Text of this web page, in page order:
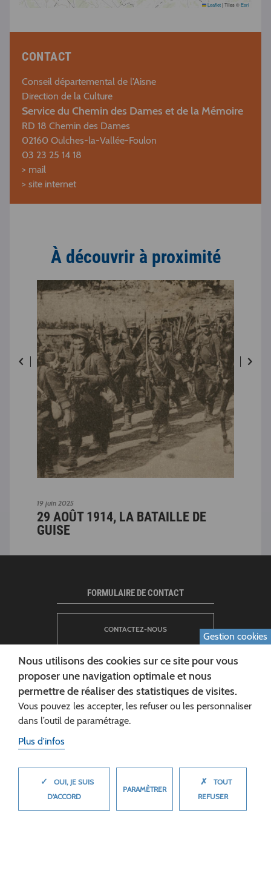
Leaflet|Tiles ©Esri
CONTACT
Conseil départemental de l'Aisne
Direction de la Culture
Service du Chemin des Dames et de la Mémoire
RD 18 Chemin des Dames
02160 Oulches-la-Vallée-Foulon
03 23 25 14 18
> mail
> site internet
À découvrir à proximité
19 juin 2025
29 AOÛT 1914, LA BATAILLE DE
GUISE
FORMULAIRE DE CONTACT
CONTACTEZ-NOUS
NEWSLETTER
INSCRIPTION À LA LETTRE D’INFORMATION
Gestion cookies
Nous utilisons des cookies sur ce site pour vous
proposer une navigation optimale et nous
permettre de réaliser des statistiques de visites.
Vous pouvez les accepter, les refuser ou les personnaliser
dans l’outil de paramétrage.
Plus d'infos
✓
OUI, JE SUIS
D'ACCORD
PARAMÈTRER
✗
TOUT
REFUSER
MASQUER